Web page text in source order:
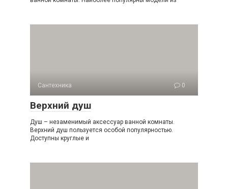
Сантехника 0
Верхний душ
Душ – незаменимый аксессуар ванной комнаты.
Верхний душ пользуется особой популярностью.
Доступны круглые и